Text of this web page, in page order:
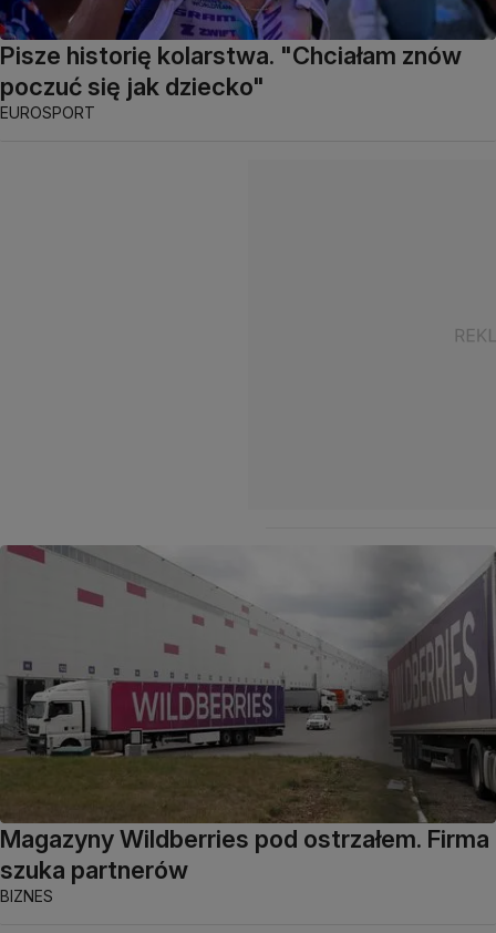
Pisze historię kolarstwa. "Chciałam znów
poczuć się jak dziecko"
EUROSPORT
Magazyny Wildberries pod ostrzałem. Firma
szuka partnerów
BIZNES